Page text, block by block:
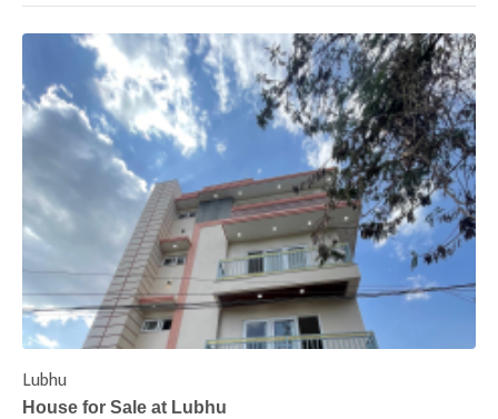
Lubhu
House for Sale at Lubhu